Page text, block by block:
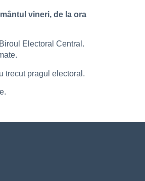
vineri, de la ora
Electoral Central.
trecut pragul electoral.